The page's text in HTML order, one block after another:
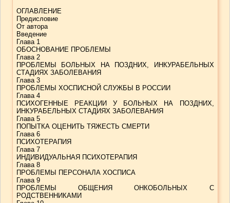
ОГЛАВЛЕНИЕ
Предисловие
От автора
Введение
Глава 1
ОБОСНОВАНИЕ ПРОБЛЕМЫ
Глава 2
ПРОБЛЕМЫ БОЛЬНЫХ НА ПОЗДНИХ, ИНКУРАБЕЛЬНЫХ
СТАДИЯХ ЗАБОЛЕВАНИЯ
Глава 3
ПРОБЛЕМЫ ХОСПИСНОЙ СЛУЖБЫ В РОССИИ
Глава 4
ПСИХОГЕННЫЕ РЕАКЦИИ У БОЛЬНЫХ НА ПОЗДНИХ,
ИНКУРАБЕЛЬНЫХ СТАДИЯХ ЗАБОЛЕВАНИЯ
Глава 5
ПОПЫТКА ОЦЕНИТЬ ТЯЖЕСТЬ СМЕРТИ
Глава 6
ПСИХОТЕРАПИЯ
Глава 7
ИНДИВИДУАЛЬНАЯ ПСИХОТЕРАПИЯ
Глава 8
ПРОБЛЕМЫ ПЕРСОНАЛА ХОСПИСА
Глава 9
ПРОБЛЕМЫ ОБЩЕНИЯ ОНКОБОЛЬНЫХ С
РОДСТВЕННИКАМИ